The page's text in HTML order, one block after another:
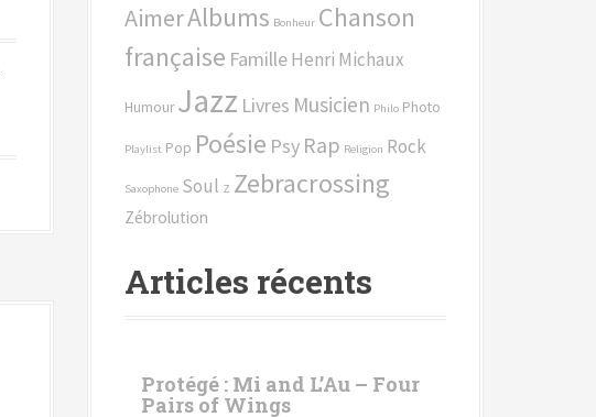
h
e
p
o
r
AimerAlbums Bonheur Chanson
française FamilleHenri Michaux
Humour Jazz Livres Musicien Philo Photo
Playlist Pop Poésie Psy Rap Religion Rock
Saxophone Soul Z Zebracrossing
Zébrolution
Articles récents
Protégé : Mi and L’Au – Four
Pairs of Wings